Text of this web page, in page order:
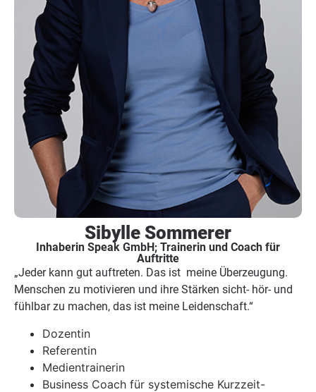
Sibylle Sommerer
Inhaberin Speak GmbH; Trainerin und Coach für
Auftritte
„Jeder kann gut auftreten. Das ist meine Überzeugung.
Menschen zu motivieren und ihre Stärken sicht- hör- und
fühlbar zu machen, das ist meine Leidenschaft.“
Dozentin
Referentin
Medientrainerin
Business Coach für systemische Kurzzeit-